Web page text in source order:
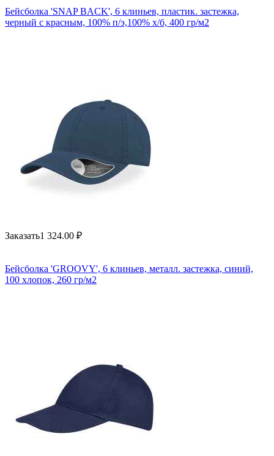
Бейсболка 'SNAP BACK', 6 клиньев, пластик. застежка,
черный с красным, 100% п/э,100% х/б, 400 гр/м2
Заказать1 324.00 ₽
Бейсболка 'GROOVY', 6 клиньев, металл. застежка, синий,
100 хлопок, 260 гр/м2